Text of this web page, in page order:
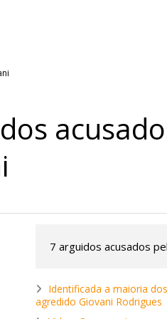
7 arguidos acusados
Identificada a maioria
agredido Giovani Rodrigues
direto...